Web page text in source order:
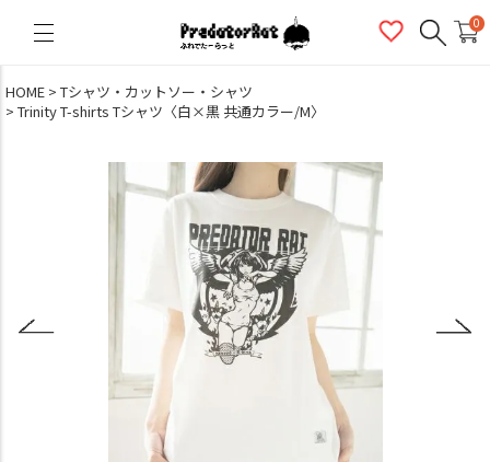
0
HOME
Tシャツ・カットソー・シャツ
Trinity T-shirts Tシャツ〈白×黒 共通カラー/M〉